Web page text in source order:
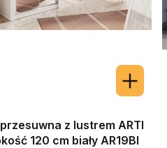
z lustrem ARTI
120 cm biały AR19BI